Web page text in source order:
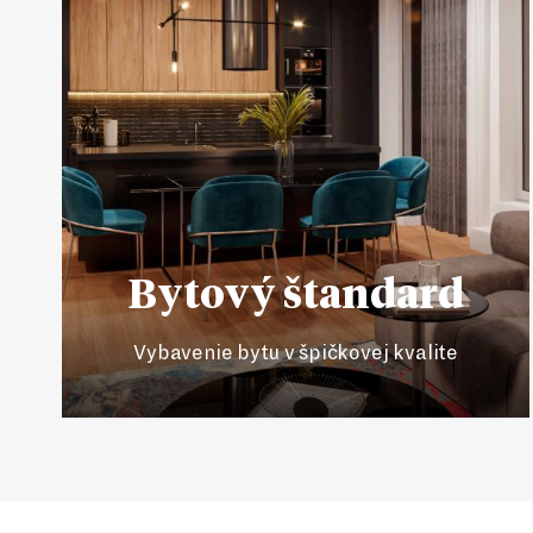
Bytový štandard
Vybavenie bytu v špičkovej kvalite